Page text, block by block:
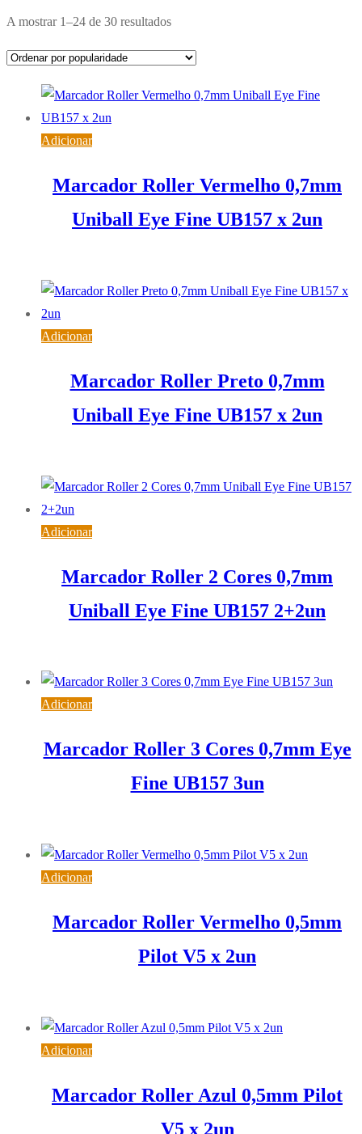
A mostrar 1–24 de 30 resultadosOrdenado
popularidade
Adicionar
Marcador Roller Vermelho 0,7mm
Uniball Eye Fine UB157 x 2un
Adicionar
Marcador Roller Preto 0,7mm
Uniball Eye Fine UB157 x 2un
Adicionar
Marcador Roller 2 Cores 0,7mm
Uniball Eye Fine UB157 2+2un
Adicionar
Marcador Roller 3 Cores 0,7mm Eye
Fine UB157 3un
Adicionar
Marcador Roller Vermelho 0,5mm
Pilot V5 x 2un
Adicionar
Marcador Roller Azul 0,5mm Pilot
V5 x 2un